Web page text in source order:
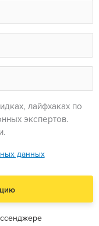
лайфхаках по
экспертов.
данных